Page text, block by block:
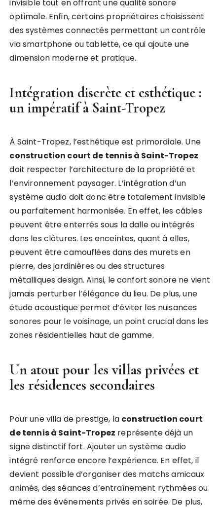
invisible tout en offrant une qualité sonore
optimale. Enfin, certains propriétaires choisissent
des systèmes connectés permettant un contrôle
via smartphone ou tablette, ce qui ajoute une
dimension moderne et pratique.
Intégration discrète et esthétique :
un impératif à Saint-Tropez
À Saint-Tropez, l’esthétique est primordiale. Une
construction court de tennis à Saint-Tropez
doit respecter l’architecture de la propriété et
l’environnement paysager. L’intégration d’un
système audio doit donc être totalement invisible
ou parfaitement harmonisée. En effet, les câbles
peuvent être enterrés sous la dalle ou intégrés
dans les clôtures. Les enceintes, quant à elles,
peuvent être camouflées dans des murets en
pierre, des jardinières ou des structures
métalliques design. Ainsi, le confort sonore ne vient
jamais perturber l’élégance du lieu. De plus, une
étude acoustique permet d’éviter les nuisances
sonores pour le voisinage, un point crucial dans les
zones résidentielles haut de gamme.
Un atout pour les villas privées et
les résidences secondaires
Pour une villa de prestige, la construction court
de tennis à Saint-Tropez représente déjà un
signe distinctif fort. Ajouter un système audio
intégré renforce encore l’expérience. En effet, il
devient possible d’organiser des matchs amicaux
animés, des séances d’entraînement rythmées ou
même des événements privés en soirée. De plus,